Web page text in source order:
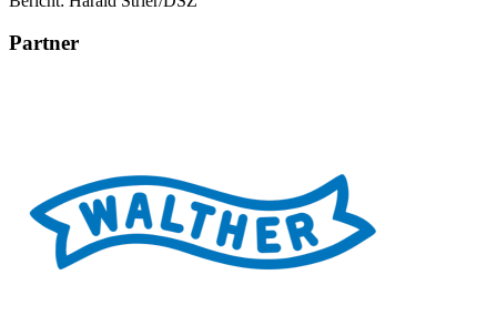
Partner